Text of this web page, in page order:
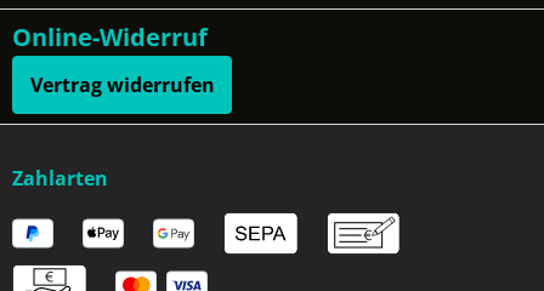
Online-Widerruf
Vertrag widerrufen
Zahlarten